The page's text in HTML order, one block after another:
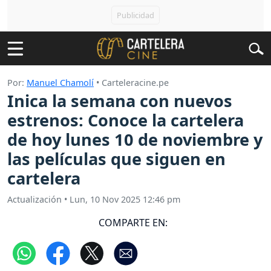
Por: Manuel Chamolí • Carteleracine.pe
Inica la semana con nuevos
estrenos: Conoce la cartelera
de hoy lunes 10 de noviembre y
las películas que siguen en
cartelera
Actualización • Lun, 10 Nov 2025 12:46 pm
COMPARTE EN: